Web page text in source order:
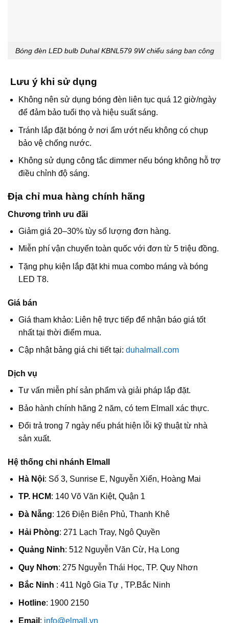
Bóng đèn LED bulb Duhal KBNL579 9W chiếu sáng ban công
Lưu ý khi sử dụng
Không nên sử dụng bóng đèn liên tục quá 12 giờ/ngày
để đảm bảo tuổi thọ và hiệu suất sáng.
Tránh lắp đặt bóng ở nơi ẩm ướt nếu không có chụp
bảo vệ chống nước.
Không sử dụng công tắc dimmer nếu bóng không hỗ trợ
điều chỉnh độ sáng.
Địa chỉ mua hàng chính hãng
Chương trình ưu đãi
Giảm giá 20–30% tùy số lượng đơn hàng.
Miễn phí vận chuyển toàn quốc với đơn từ 5 triệu đồng.
Tặng phụ kiện lắp đặt khi mua combo máng và bóng
LED T8.
Giá bán
Giá tham khảo: Liên hệ trực tiếp để nhận báo giá tốt
nhất tại thời điểm mua.
Cập nhật bảng giá chi tiết tại: duhalmall.com
Dịch vụ
Tư vấn miễn phí sản phẩm và giải pháp lắp đặt.
Bảo hành chính hãng 2 năm, có tem Elmall xác thực.
Đổi trả trong 7 ngày nếu phát hiện lỗi kỹ thuật từ nhà
sản xuất.
Hệ thống chi nhánh Elmall
Hà Nội: Số 3, Sunrise E, Nguyễn Xiển, Hoàng Mai
TP. HCM: 140 Võ Văn Kiệt, Quận 1
Đà Nẵng: 126 Điện Biên Phủ, Thanh Khê
Hải Phòng: 271 Lạch Tray, Ngô Quyền
Quảng Ninh: 512 Nguyễn Văn Cừ, Hạ Long
Quy Nhơn: 275 Nguyễn Thái Học, TP. Quy Nhơn
Bắc Ninh : 411 Ngô Gia Tự , TP.Bắc Ninh
Hotline: 1900 2150
Email : info@elmall.vn